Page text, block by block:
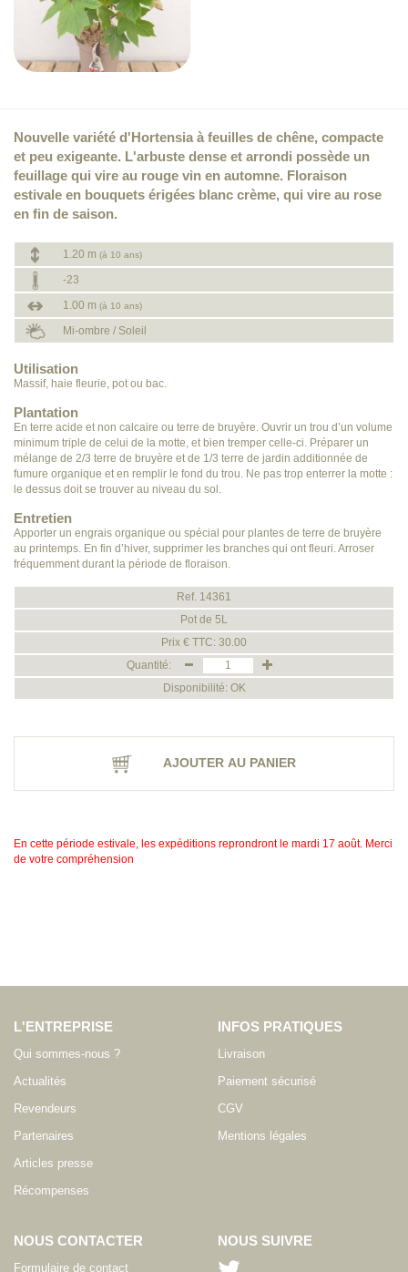
Nouvelle variété d'Hortensia à feuilles de chêne, compacte
et peu exigeante. L'arbuste dense et arrondi possède un
feuillage qui vire au rouge vin en automne. Floraison
estivale en bouquets érigées blanc crème, qui vire au rose
en fin de saison.
1.20 m (à 10 ans)
-23
1.00 m (à 10 ans)
Mi-ombre / Soleil
Utilisation
Massif, haie fleurie, pot ou bac.
Plantation
En terre acide et non calcaire ou terre de bruyère. Ouvrir un trou d’un volume
minimum triple de celui de la motte, et bien tremper celle-ci. Préparer un
mélange de 2/3 terre de bruyère et de 1/3 terre de jardin additionnée de
fumure organique et en remplir le fond du trou. Ne pas trop enterrer la motte :
le dessus doit se trouver au niveau du sol.
Entretien
Apporter un engrais organique ou spécial pour plantes de terre de bruyère
au printemps. En fin d’hiver, supprimer les branches qui ont fleuri. Arroser
fréquemment durant la période de floraison.
Ref. 14361
Pot de 5L
Prix € TTC: 30.00
Quantité:
Disponibilité: OK
AJOUTER AU PANIER
En cette période estivale, les expéditions reprondront le mardi 17 août. Merci
de votre compréhension
L'ENTREPRISE
Qui sommes-nous ?
Actualités
Revendeurs
Partenaires
Articles presse
Récompenses
INFOS PRATIQUES
Livraison
Paiement sécurisé
CGV
Mentions légales
NOUS CONTACTER
Formulaire de contact
NOUS SUIVRE